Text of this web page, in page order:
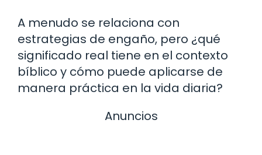
A menudo se relaciona con
estrategias de engaño, pero ¿qué
significado real tiene en el contexto
bíblico y cómo puede aplicarse de
manera práctica en la vida diaria?
Anuncios